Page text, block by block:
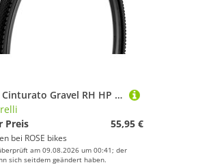
Pirelli Cinturato Gravel RH HP Gravel-Faltreifen
Preis
55,95 €
bei ROSE bikes
am 09.08.2026 um 00:41; der
sich seitdem geändert haben.